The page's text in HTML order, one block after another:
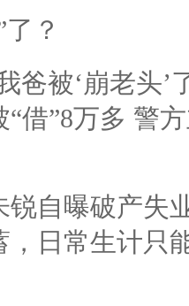
？
爸被‘崩老头’
借”8万多 警
锐自曝破产失
，日常生计只